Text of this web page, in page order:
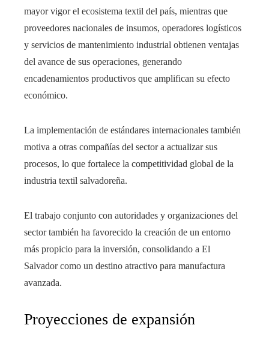
mayor vigor el ecosistema textil del país, mientras que
proveedores nacionales de insumos, operadores logísticos
y servicios de mantenimiento industrial obtienen ventajas
del avance de sus operaciones, generando
encadenamientos productivos que amplifican su efecto
económico.
La implementación de estándares internacionales también
motiva a otras compañías del sector a actualizar sus
procesos, lo que fortalece la competitividad global de la
industria textil salvadoreña.
El trabajo conjunto con autoridades y organizaciones del
sector también ha favorecido la creación de un entorno
más propicio para la inversión, consolidando a El
Salvador como un destino atractivo para manufactura
avanzada.
Proyecciones de expansión